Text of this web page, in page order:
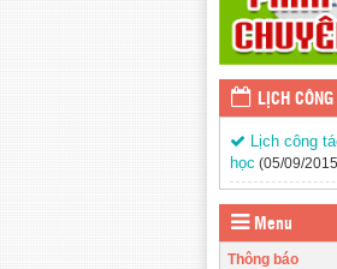
LỊCH
Lịch công
học (05/09/
Menu
Thông báo